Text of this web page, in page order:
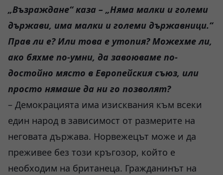
„Възраждане“ каза – „Няма малки и големи
държави, има малки и големи държавници.“
Прав ли е? Или това е утопия? Можехме ли,
ако бяхме по-умни, да завоюваме по-
достойно място в Европейския съюз, или
просто нямаше да ни го позволят?
– Демокрацията има изисквания към всеки
един народ в зависимост от размерите на
неговата държава. Норвежецът може и да
преживее без този кръгозор, който е
необходим на британеца. Гражданинът на